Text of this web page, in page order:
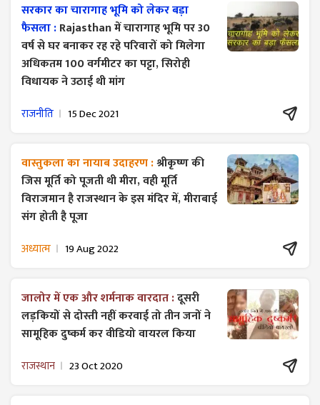
सरकार का चारागाह भूमि को लेकर बड़ा
फैसला :Rajasthan में चारागाह भूमि पर 30
वर्ष से घर बनाकर रह रहे परिवारों को मिलेगा
अधिकतम 100 वर्गमीटर का पट्टा, सिरोही
विधायक ने उठाई थी मांग
राजनीति 15 Dec 2021
वास्तुकला का नायाब उदाहरण :श्रीकृष्ण की
जिस मूर्ति को पूजती थी मीरा, वही मूर्ति
विराजमान है राजस्थान के इस मंदिर में, मीराबाई
संग होती है पूजा
अध्यात्म 19 Aug 2022
जालोर में एक और शर्मनाक वारदात :दूसरी
लड़कियों से दोस्ती नहीं करवाई तो तीन जनों ने
सामूहिक दुष्कर्म कर वीडियो वायरल किया
राजस्थान 23 Oct 2020